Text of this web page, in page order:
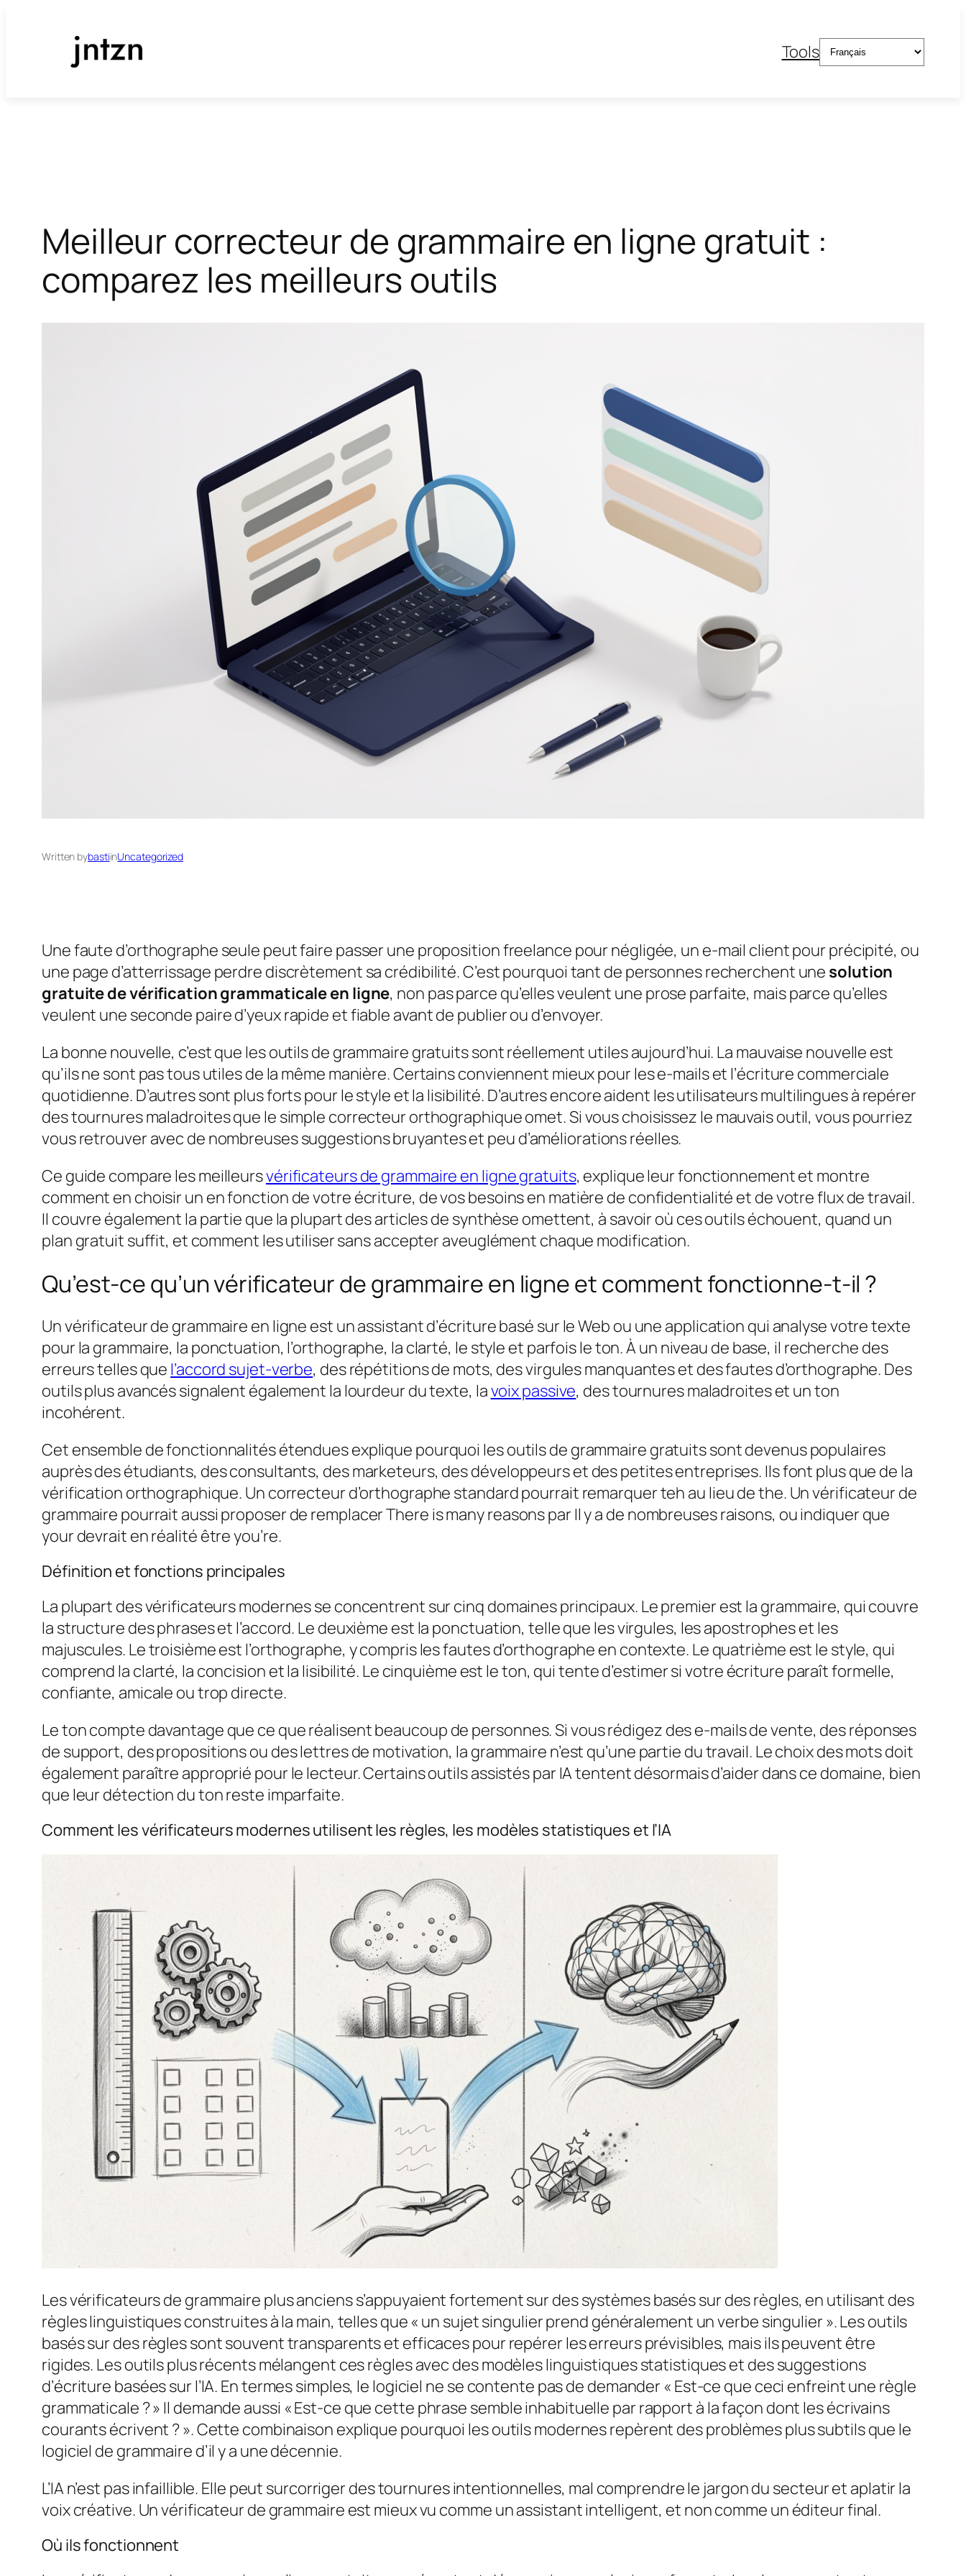
ToolsChoisir
une
Meilleur correcteur de grammaire en ligne gratuit :
comparez les meilleurs outils
Written bybastiinUncategorized
Une faute d’orthographe seule peut faire passer une proposition freelance pour négligée, un e-mail client pour précipité, ou
une page d’atterrissage perdre discrètement sa crédibilité. C’est pourquoi tant de personnes recherchent une solution
gratuite de vérification grammaticale en ligne, non pas parce qu’elles veulent une prose parfaite, mais parce qu’elles
veulent une seconde paire d’yeux rapide et fiable avant de publier ou d’envoyer.
La bonne nouvelle, c’est que les outils de grammaire gratuits sont réellement utiles aujourd’hui. La mauvaise nouvelle est
qu’ils ne sont pas tous utiles de la même manière. Certains conviennent mieux pour les e-mails et l’écriture commerciale
quotidienne. D’autres sont plus forts pour le style et la lisibilité. D’autres encore aident les utilisateurs multilingues à repérer
des tournures maladroites que le simple correcteur orthographique omet. Si vous choisissez le mauvais outil, vous pourriez
vous retrouver avec de nombreuses suggestions bruyantes et peu d’améliorations réelles.
Ce guide compare les meilleursvérificateurs de grammaire en ligne gratuits, explique leur fonctionnement et montre
comment en choisir un en fonction de votre écriture, de vos besoins en matière de confidentialité et de votre flux de travail.
Il couvre également la partie que la plupart des articles de synthèse omettent, à savoir où ces outils échouent, quand un
plan gratuit suffit, et comment les utiliser sans accepter aveuglément chaque modification.
Qu’est-ce qu’un vérificateur de grammaire en ligne et comment fonctionne-t-il ?
Un vérificateur de grammaire en ligne est un assistant d’écriture basé sur le Web ou une application qui analyse votre texte
pour la grammaire, la ponctuation, l’orthographe, la clarté, le style et parfois le ton. À un niveau de base, il recherche des
erreurs telles que l’accord sujet‑verbe, des répétitions de mots, des virgules manquantes et des fautes d’orthographe. Des
outils plus avancés signalent également la lourdeur du texte, lavoix passive, des tournures maladroites et un ton
incohérent.
Cet ensemble de fonctionnalités étendues explique pourquoi les outils de grammaire gratuits sont devenus populaires
auprès des étudiants, des consultants, des marketeurs, des développeurs et des petites entreprises. Ils font plus que de la
vérification orthographique. Un correcteur d’orthographe standard pourrait remarquerteh au lieu dethe. Un vérificateur de
grammaire pourrait aussi proposer de remplacerThere is many reasonspar Il y a de nombreuses raisons, ou indiquer que
your devrait en réalité êtreyou’re.
Définition et fonctions principales
La plupart des vérificateurs modernes se concentrent sur cinq domaines principaux. Le premier est la grammaire, qui couvre
la structure des phrases et l’accord. Le deuxième est la ponctuation, telle que les virgules, les apostrophes et les
majuscules. Le troisième est l’orthographe, y compris les fautes d’orthographe en contexte. Le quatrième est le style, qui
comprend la clarté, la concision et la lisibilité. Le cinquième est le ton, qui tente d’estimer si votre écriture paraît formelle,
confiante, amicale ou trop directe.
Le ton compte davantage que ce que réalisent beaucoup de personnes. Si vous rédigez des e-mails de vente, des réponses
de support, des propositions ou des lettres de motivation, la grammaire n’est qu’une partie du travail. Le choix des mots doit
également paraître approprié pour le lecteur. Certains outils assistés par IA tentent désormais d’aider dans ce domaine, bien
que leur détection du ton reste imparfaite.
Comment les vérificateurs modernes utilisent les règles, les modèles statistiques et l’IA
Les vérificateurs de grammaire plus anciens s’appuyaient fortement sur des systèmes basés sur des règles, en utilisant des
règles linguistiques construites à la main, telles que « un sujet singulier prend généralement un verbe singulier ». Les outils
basés sur des règles sont souvent transparents et efficaces pour repérer les erreurs prévisibles, mais ils peuvent être
rigides. Les outils plus récents mélangent ces règles avec des modèles linguistiques statistiques et des suggestions
d’écriture basées sur l’IA. En termes simples, le logiciel ne se contente pas de demander « Est-ce que ceci enfreint une règle
grammaticale ? » Il demande aussi « Est-ce que cette phrase semble inhabituelle par rapport à la façon dont les écrivains
courants écrivent ? ». Cette combinaison explique pourquoi les outils modernes repèrent des problèmes plus subtils que le
logiciel de grammaire d’il y a une décennie.
L’IA n’est pas infaillible. Elle peut surcorriger des tournures intentionnelles, mal comprendre le jargon du secteur et aplatir la
voix créative. Un vérificateur de grammaire est mieux vu comme un assistant intelligent, et non comme un éditeur final.
Où ils fonctionnent